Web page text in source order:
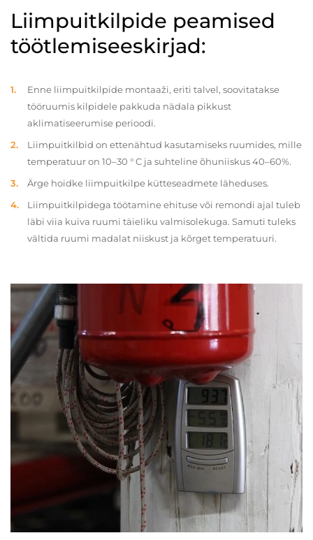
Liimpuitkilpide peamised
töötlemiseeskirjad:
Enne liimpuitkilpide montaaži, eriti talvel, soovitatakse
tööruumis kilpidele pakkuda nädala pikkust
aklimatiseerumise perioodi.
Liimpuitkilbid on ettenähtud kasutamiseks ruumides, mille
temperatuur on 10–30 ° C ja suhteline õhuniiskus 40–60%.
Ärge hoidke liimpuitkilpe kütteseadmete läheduses.
Liimpuitkilpidega töötamine ehituse või remondi ajal tuleb
läbi viia kuiva ruumi täieliku valmisolekuga. Samuti tuleks
vältida ruumi madalat niiskust ja kõrget temperatuuri.